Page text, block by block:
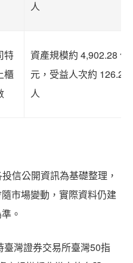
人
特
櫃
資產規模約 4,902.28 億
元，受益人次約 126.23
人
信公開資訊為基礎整理，
市場變動，實際資料仍建
。
灣證券交易所臺灣50指